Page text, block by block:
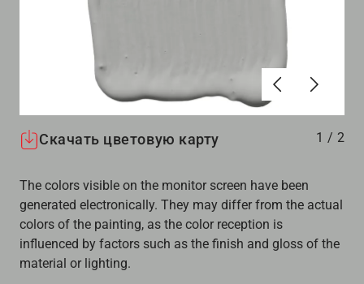
АлдыңғыВперёд
Скачать цветовую карту 1 / 2
The colors visible on the monitor screen have been
generated electronically. They may differ from the actual
colors of the painting, as the color reception is
influenced by factors such as the finish and gloss of the
material or lighting.